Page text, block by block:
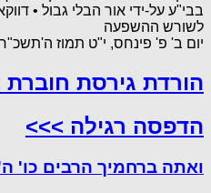
בבי"ע על-ידי אור הבלי גבול •
לשורש ההשפעה
יום ב' פ' פינחס, י"ט תמוז
הורדת גירסת חוברת
הדפסה רגילה >>>
ואתה ברחמיך הרבים כו'